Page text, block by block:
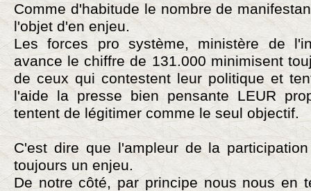
Comme d'habitude le nombre de
l'objet d'en enjeu.
Les forces pro système, ministère de
avance le chiffre de 131.000 minimisent
de ceux qui contestent leur politique et
l'aide la presse bien pensante LEUR
tentent de légitimer comme le seul objectif.
C'est dire que l'ampleur de la
toujours un enjeu.
De notre côté, par principe nous nous en